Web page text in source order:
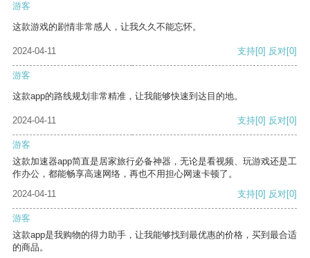
游客
这款游戏的剧情非常感人，让我久久不能忘怀。
2024-04-11 支持[0] 反对[0]
游客
这款app的路线规划非常精准，让我能够快速到达目的地。
2024-04-11 支持[0] 反对[0]
游客
这款加速器app简直是居家旅行必备神器，无论是看视频、玩游戏还是工
作办公，都能畅享高速网络，再也不用担心网速卡顿了。
2024-04-11
支持[0] 反对[0]
游客
这款app是我购物的得力助手，让我能够找到最优惠的价格，买到最合适
的商品。